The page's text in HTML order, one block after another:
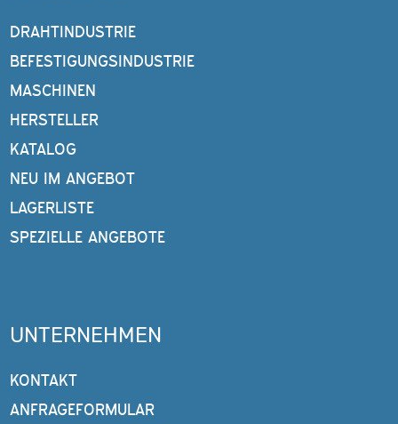
DRAHTINDUSTRIE
BEFESTIGUNGSINDUSTRIE
MASCHINEN
HERSTELLER
KATALOG
NEU IM ANGEBOT
LAGERLISTE
SPEZIELLE ANGEBOTE
UNTERNEHMEN
KONTAKT
ANFRAGEFORMULAR